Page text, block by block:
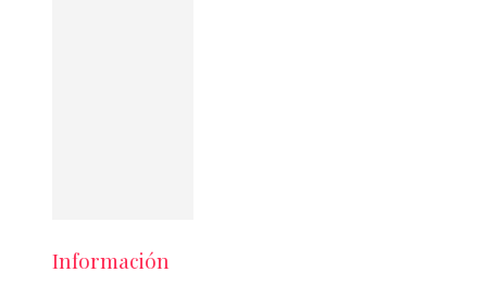
Información